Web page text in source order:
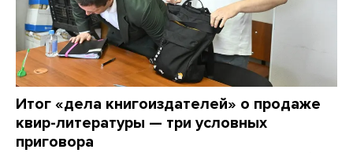
Итог «дела книгоиздателей» о продаже
квир-литературы — три условных
приговора